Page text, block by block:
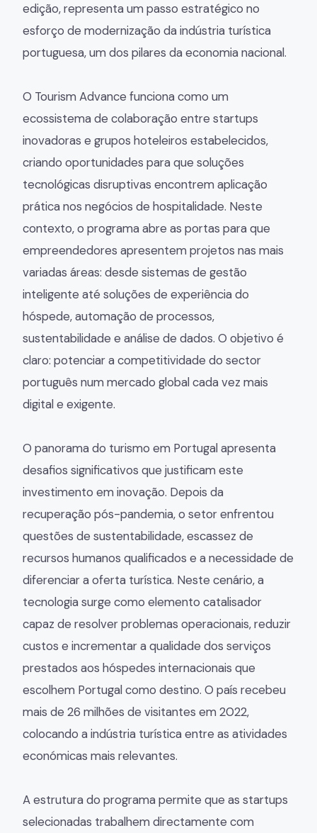
edição, representa um passo estratégico no
esforço de modernização da indústria turística
portuguesa, um dos pilares da economia nacional.
O Tourism Advance funciona como um
ecossistema de colaboração entre startups
inovadoras e grupos hoteleiros estabelecidos,
criando oportunidades para que soluções
tecnológicas disruptivas encontrem aplicação
prática nos negócios de hospitalidade. Neste
contexto, o programa abre as portas para que
empreendedores apresentem projetos nas mais
variadas áreas: desde sistemas de gestão
inteligente até soluções de experiência do
hóspede, automação de processos,
sustentabilidade e análise de dados. O objetivo é
claro: potenciar a competitividade do sector
português num mercado global cada vez mais
digital e exigente.
O panorama do turismo em Portugal apresenta
desafios significativos que justificam este
investimento em inovação. Depois da
recuperação pós-pandemia, o setor enfrentou
questões de sustentabilidade, escassez de
recursos humanos qualificados e a necessidade de
diferenciar a oferta turística. Neste cenário, a
tecnologia surge como elemento catalisador
capaz de resolver problemas operacionais, reduzir
custos e incrementar a qualidade dos serviços
prestados aos hóspedes internacionais que
escolhem Portugal como destino. O país recebeu
mais de 26 milhões de visitantes em 2022,
colocando a indústria turística entre as atividades
económicas mais relevantes.
A estrutura do programa permite que as startups
selecionadas trabalhem directamente com